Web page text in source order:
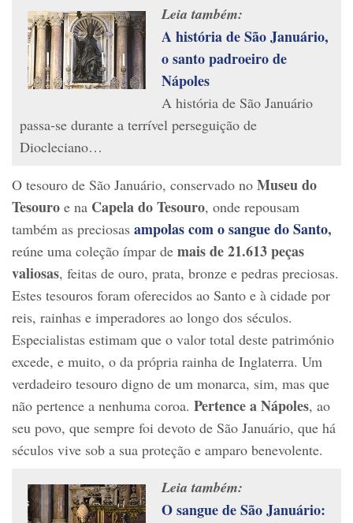
Leia também:
A história de São Januário,
o santo padroeiro de
Nápoles
A história de São Januário
passa-se durante a terrível perseguição de
Diocleciano…
O tesouro de São Januário, conservado no Museu do
Tesouro e na Capela do Tesouro, onde repousam
também as preciosas ampolas com o sangue do Santo,
reúne uma coleção ímpar de mais de 21.613 peças
valiosas, feitas de ouro, prata, bronze e pedras preciosas.
Estes tesouros foram oferecidos ao Santo e à cidade por
reis, rainhas e imperadores ao longo dos séculos.
Especialistas estimam que o valor total deste património
excede, e muito, o da própria rainha de Inglaterra. Um
verdadeiro tesouro digno de um monarca, sim, mas que
não pertence a nenhuma coroa. Pertence a Nápoles, ao
seu povo, que sempre foi devoto de São Januário, que há
séculos vive sob a sua proteção e amparo benevolente.
Leia também:
O sangue de São Januário: